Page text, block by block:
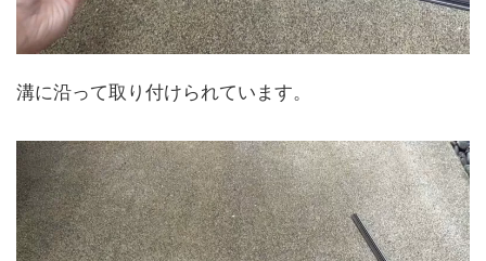
溝に沿って取り付けられています。